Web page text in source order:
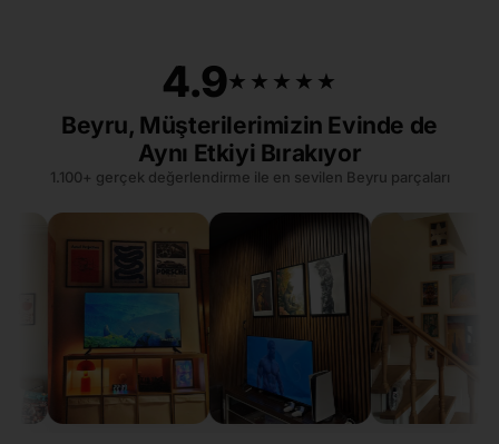
4.9★★★★★
★★★★★
Beyru, Müşterilerimizin Evinde de
Aynı Etkiyi Bırakıyor
1.100+ gerçek değerlendirme ile en sevilen Beyru parçaları